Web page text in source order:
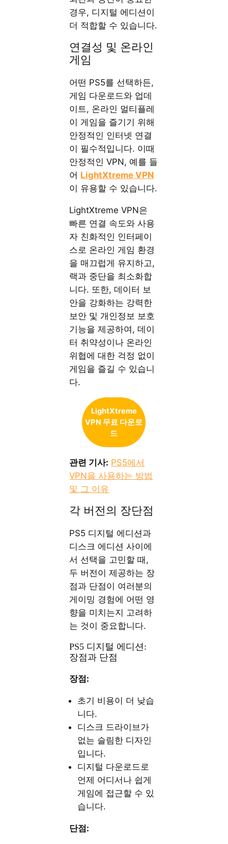
경우, 디지털 에디션이
더 적합할 수 있습니다.
연결성 및 온라인
게임
어떤 PS5를 선택하든,
게임 다운로드와 업데
이트, 온라인 멀티플레
이 게임을 즐기기 위해
안정적인 인터넷 연결
이 필수적입니다. 이때
안정적인 VPN, 예를 들
어 LightXtreme VPN
이 유용할 수 있습니다.
LightXtreme VPN은
빠른 연결 속도와 사용
자 친화적인 인터페이
스로 온라인 게임 환경
을 매끄럽게 유지하고,
랙과 중단을 최소화합
니다. 또한, 데이터 보
안을 강화하는 강력한
보안 및 개인정보 보호
기능을 제공하여, 데이
터 취약성이나 온라인
위협에 대한 걱정 없이
게임을 즐길 수 있습니
다.
LightXtreme
VPN 무료 다운로
드
관련 기사: PS5에서
VPN을 사용하는 방법
및 그 이유
각 버전의 장단점
PS5 디지털 에디션과
디스크 에디션 사이에
서 선택을 고민할 때,
두 버전이 제공하는 장
점과 단점이 여러분의
게이밍 경험에 어떤 영
향을 미치는지 고려하
는 것이 중요합니다.
PS5 디지털 에디션:
장점과 단점
장점:
초기 비용이 더 낮습
니다.
디스크 드라이브가
없는 슬림한 디자인
입니다.
디지털 다운로드로
언제 어디서나 쉽게
게임에 접근할 수 있
습니다.
단점: